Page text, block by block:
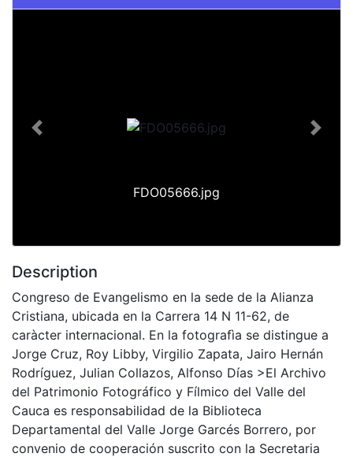
FDO05666.jpg
Previous Next
Description
Congreso de Evangelismo en la sede de la Alianza
Cristiana, ubicada en la Carrera 14 N 11-62, de
caràcter internacional. En la fotografìa se distingue a
Jorge Cruz, Roy Libby, Virgilio Zapata, Jairo Hernán
Rodríguez, Julian Collazos, Alfonso Días >El Archivo
del Patrimonio Fotográfico y Fílmico del Valle del
Cauca es responsabilidad de la Biblioteca
Departamental del Valle Jorge Garcés Borrero, por
convenio de cooperación suscrito con la Secretaria